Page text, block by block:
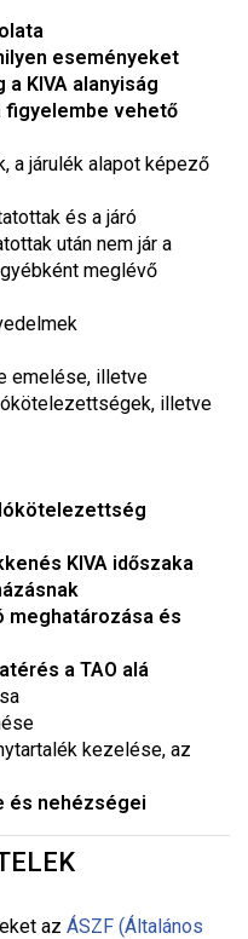
eseményeket
KIVA alanyiság
figyelembe vehető
a járulék alapot képező
és a járó
után nem jár a
meglévő
emelése, illetve
illetve
KIVA időszaka
meghatározása és
a TAO alá
kezelése, az
és nehézségei
az ÁSZF (Általános